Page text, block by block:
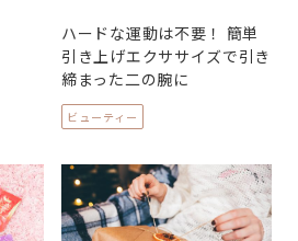
ハードな運動は不要！ 簡単
引き上げエクササイズで引き
締まった二の腕に
ビューティー